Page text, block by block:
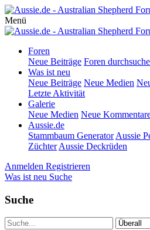
Menü
Foren
Neue Beiträge Foren
Was ist neu
Neue Beiträge Neue Medien
Letzte Aktivität
Galerie
Neue Medien Neue
Aussie.de
Stammbaum Generator Aussie
Züchter Aussie Deckrüden
Anmelden Registrieren
Was ist neu Suche
Suche